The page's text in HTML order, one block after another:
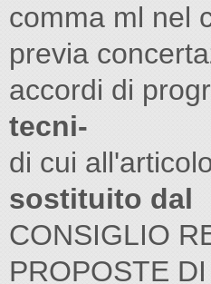
comma ml nel
previa
accordi di
tecni-
di cui
sostituito dal
CONSIGLIO
PROPOSTE